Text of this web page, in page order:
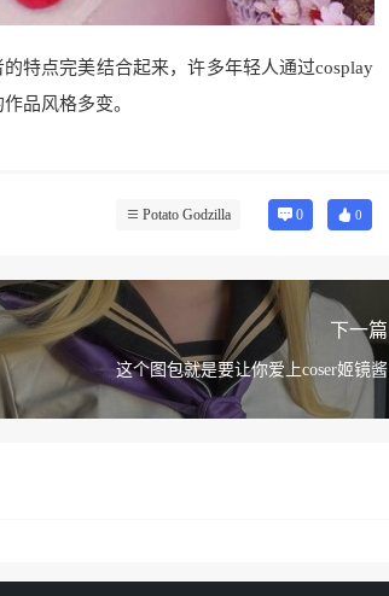
特点完美结合起来，许多年轻人通过cosplay
品风格多变。
Potato Godzilla 0 0
下一篇
这个图包就是要让你爱上coser姬镜酱